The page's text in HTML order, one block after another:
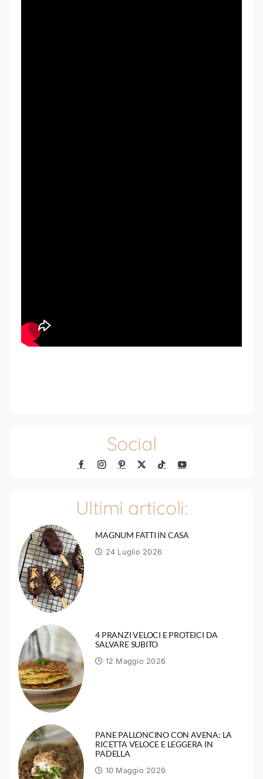
Social
Ultimi articoli:
MAGNUM FATTI IN CASA
24 Luglio 2026
4 PRANZI VELOCI E PROTEICI DA
SALVARE SUBITO
12 Maggio 2026
PANE PALLONCINO CON AVENA: LA
RICETTA VELOCE E LEGGERA IN
PADELLA
10 Maggio 2026